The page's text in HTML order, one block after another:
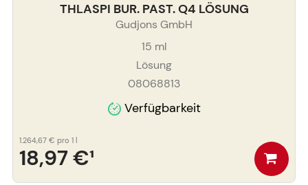
THLASPI BUR. PAST. Q4 LÖSUNG
Gudjons GmbH
15 ml
Lösung
08068813
Verfügbarkeit
18,97 €¹
1.264,67 € pro 1 l